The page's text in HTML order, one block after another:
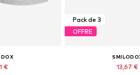
€
Pack de 3
OFFRE
13,67 €